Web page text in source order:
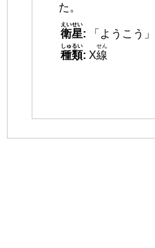
た。
衛星
えいせい
:
「ようこう」
種類
しゅるい
: X線
せん